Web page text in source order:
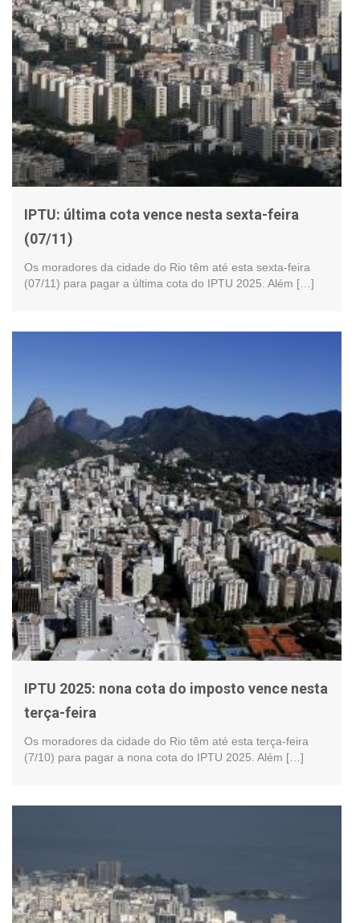
IPTU: última cota vence nesta sexta-feira
(07/11)
Os moradores da cidade do Rio têm até esta sexta-feira
(07/11) para pagar a última cota do IPTU 2025. Além […]
IPTU 2025: nona cota do imposto vence nesta
terça-feira
Os moradores da cidade do Rio têm até esta terça-feira
(7/10) para pagar a nona cota do IPTU 2025. Além […]